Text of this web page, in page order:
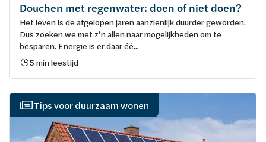
Douchen met regenwater: doen of niet doen?
Het leven is de afgelopen jaren aanzienlijk duurder geworden.
Dus zoeken we met z’n allen naar mogelijkheden om te
besparen. Energie is er daar éé...
5 min leestijd
Tips voor duurzaam wonen